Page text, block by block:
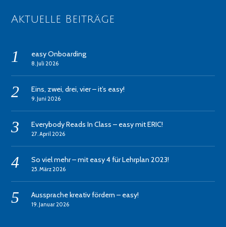
Aktuelle Beiträge
easy Onboarding
8. Juli 2026
Eins, zwei, drei, vier – it’s easy!
9. Juni 2026
Everybody Reads In Class – easy mit ERIC!
27. April 2026
So viel mehr – mit easy 4 für Lehrplan 2023!
25. März 2026
Aussprache kreativ fördern – easy!
19. Januar 2026